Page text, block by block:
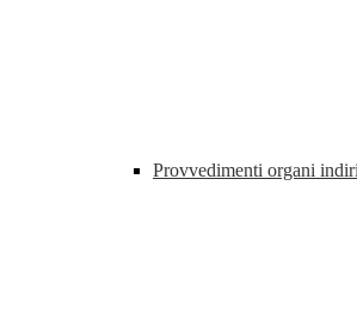
Provvedimenti organi